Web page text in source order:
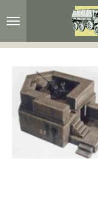
direct
naar
hoofdinhoud